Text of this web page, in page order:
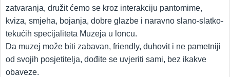
zatvaranja, družit ćemo se kroz interakciju pantomime,
kviza, smjeha, bojanja, dobre glazbe i naravno slano-slatko-
tekućih specijaliteta Muzeja u loncu.
Da muzej može biti zabavan, friendly, duhovit i ne pametniji
od svojih posjetitelja, dođite se uvjeriti sami, bez ikakve
obaveze.